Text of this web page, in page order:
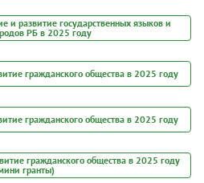
и развитие государственных языков и
РБ в 2025 году
гражданского общества в 2025 году
гражданского общества в 2025 году
гражданского общества в 2025 году
гранты)